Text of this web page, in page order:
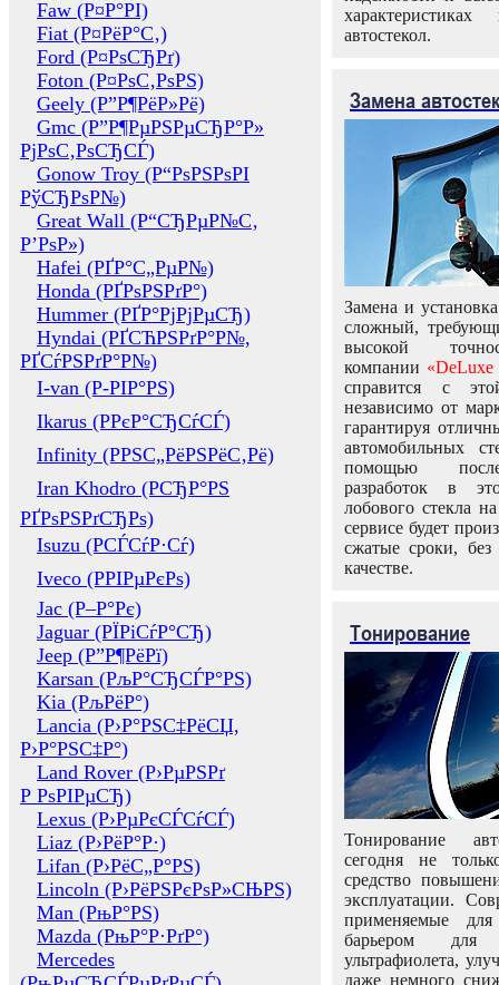
Faw (Р¤Р°РІ)
Fiat (Р¤РёР°С‚)
Ford (Р¤РѕСЂРґ)
Foton (Р¤РѕС‚РѕРЅ)
Geely (Р”Р¶РёР»Рё)
Gmc (Р”Р¶РµРЅРµСЂР°Р»
РјРѕС‚РѕСЂСЃ)
Gonow Troy (Р“РѕРЅРѕРІ
РўСЂРѕР№)
Great Wall (Р“СЂРµР№С‚
Р’РѕР»)
Hafei (РҐР°С„РµР№)
Honda (РҐРѕРЅРґР°)
Hummer (РҐР°РјРјРµСЂ)
Hyndai (РҐСЋРЅРґР°Р№,
РҐСѓРЅРґР°Р№)
I-van (Р-РІР°РЅ)
Ikarus (РРєР°СЂСѓСЃ)
Infinity (РРЅС„РёРЅРёС‚Рё)
Iran Khodro (РСЂР°РЅ
РҐРѕРЅРґСЂРѕ)
Isuzu (РСЃСѓР·Сѓ)
Iveco (РРІРµРєРѕ)
Jac (Р–Р°Рє)
Jaguar (РЇРіСѓР°СЂ)
Jeep (Р”Р¶РёРї)
Karsan (РљР°СЂСЃР°РЅ)
Kia (РљРёР°)
Lancia (Р›Р°РЅС‡РёСЏ,
Р›Р°РЅС‡Р°)
Land Rover (Р›РµРЅРґ
Р РѕРІРµСЂ)
Lexus (Р›РµРєСЃСѓСЃ)
Liaz (Р›РёР°Р·)
Lifan (Р›РёС„Р°РЅ)
Lincoln (Р›РёРЅРєРѕР»СЊРЅ)
Man (РњР°РЅ)
Mazda (РњР°Р·РґР°)
Mercedes
автостекол.
Замена
Замена и
сложный,
высокой
компании «DeLuxe
справится с
независимо от
гарантируя
автомобильных
помощью
разработок в
лобового стекла
сервисе будет
сжатые сроки,
качестве.
Тонирование
Тонирование
сегодня не
средство
эксплуатации.
применяемые
барьером для
ультрафиолета,
даже немного